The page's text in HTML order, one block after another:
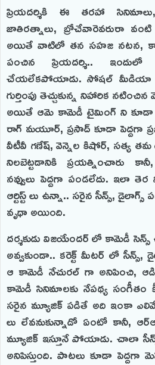
ప్రియదర్శికి ఈ తరహా
జాతిరత్నాలు, బ్రోచేవారెవరురా
అయితే వాటిలో తన సహజ నటన,
పంచిన ప్రియదర్శి..
చేయలేకపోయాడు. సోషల్ మీడియా
గుర్తింపు తెచ్చుకున్న నిహారిక
అయితే ఆమె కామెడీ టైమింగ్ ని కూడా
రాగ్ మయూర్, ప్రసాద్ కూడా పెద్దగా
వీటీవీ గణేష్, వెన్నెల కిషోర్, సత్య
నిలబెట్టడానికి ప్రయత్నించారు
నవ్వులు పెద్దగా పండలేదు. ఇలా
ఆర్టిస్ట్ లు ఉన్నా.. సరైన సీన్స్,
వృధా అయింది.
దర్శకుడు విజయేందర్ లో కామెడీ
అవ్వకుండా.. కరెక్ట్ మీటర్ లో సీన్స్,
ఆ కామెడీ నేచురల్ గా అనిపించి,
కామెడీ సినిమాలకు నేపథ్య సంగీతం
సరైన మ్యూజిక్ పడితే అది ఇంకా
లు లేవనుకున్నాడో ఏంటో కానీ,
మ్యూజిక్ ఇస్తూనే పోయాడు. చాలా
అనిపిస్తుంది. పాటలు కూడా పెద్దగా